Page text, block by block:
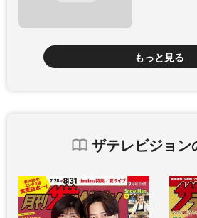
もっと見る
ザテレビジョン